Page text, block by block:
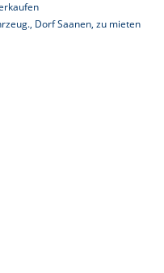
Dorf Saanen, zu mieten